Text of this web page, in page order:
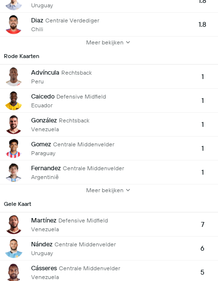
Uruguay
Diaz Centrale Verdediger
Chili
1.8
Meer bekijken
Rode Kaarten
Advíncula Rechtsback
Peru
1
Caicedo Defensive Midfield
Ecuador
1
González Rechtsback
Venezuela
1
Gomez Centrale Middenvelder
Paraguay
1
Fernandez Centrale Middenvelder
Argentinië
1
Meer bekijken
Gele Kaart
Martínez Defensive Midfield
Venezuela
7
Nández Centrale Middenvelder
Uruguay
6
Cásseres Centrale Middenvelder
Venezuela
5